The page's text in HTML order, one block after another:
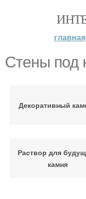
главная
Стены под
Декоративный
Раствор для
камня